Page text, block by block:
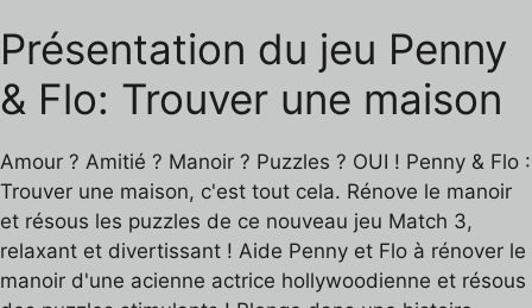
Présentation du jeu Penny
& Flo: Trouver une maison
Amour ? Amitié ? Manoir ? Puzzles ? OUI ! Penny & Flo :
Trouver une maison, c'est tout cela. Rénove le manoir
et résous les puzzles de ce nouveau jeu Match 3,
relaxant et divertissant ! Aide Penny et Flo à rénover le
manoir d'une acienne actrice hollywoodienne et résous